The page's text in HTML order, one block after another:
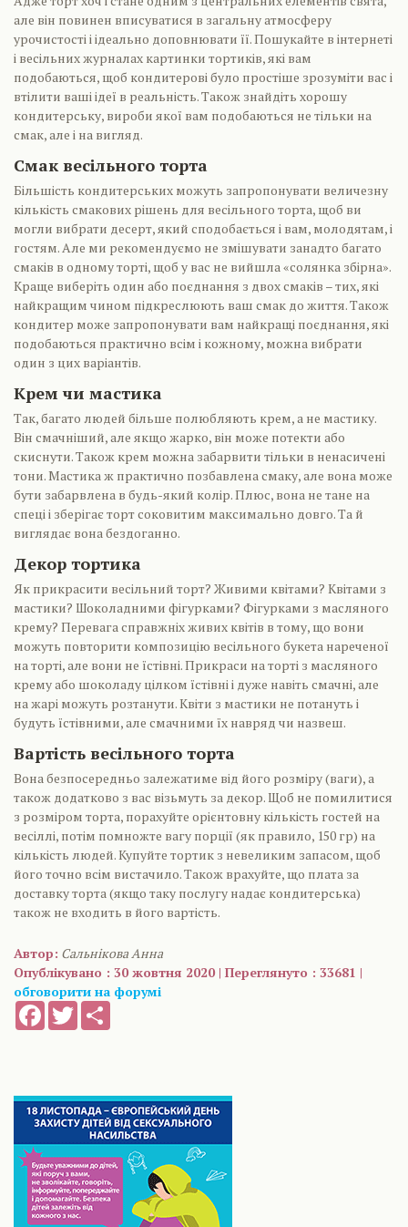
але він повинен вписуватися в загальну атмосферу
урочистості і ідеально доповнювати її. Пошукайте в інтернеті
і весільних журналах картинки тортиків, які вам
подобаються, щоб кондитерові було простіше зрозуміти вас і
втілити ваші ідеї в реальність. Також знайдіть хорошу
кондитерську, вироби якої вам подобаються не тільки на
смак, але і на вигляд.
Смак весільного торта
Більшість кондитерських можуть запропонувати величезну
кількість смакових рішень для весільного торта, щоб ви
могли вибрати десерт, який сподобається і вам, молодятам, і
гостям. Але ми рекомендуємо не змішувати занадто багато
смаків в одному торті, щоб у вас не вийшла «солянка збірна».
Краще виберіть один або поєднання з двох смаків – тих, які
найкращим чином підкреслюють ваш смак до життя. Також
кондитер може запропонувати вам найкращі поєднання, які
подобаються практично всім і кожному, можна вибрати
один з цих варіантів.
Крем чи мастика
Так, багато людей більше полюбляють крем, а не мастику.
Він смачніший, але якщо жарко, він може потекти або
скиснути. Також крем можна забарвити тільки в ненасичені
тони. Мастика ж практично позбавлена смаку, але вона може
бути забарвлена в будь-який колір. Плюс, вона не тане на
спеці і зберігає торт соковитим максимально довго. Та й
виглядає вона бездоганно.
Декор тортика
Як прикрасити весільний торт? Живими квітами? Квітами з
мастики? Шоколадними фігурками? Фігурками з масляного
крему? Перевага справжніх живих квітів в тому, що вони
можуть повторити композицію весільного букета нареченої
на торті, але вони не їстівні. Прикраси на торті з масляного
крему або шоколаду цілком їстівні і дуже навіть смачні, але
на жарі можуть розтанути. Квіти з мастики не потануть і
будуть їстівними, але смачними їх навряд чи назвеш.
Вартість весільного торта
Вона безпосередньо залежатиме від його розміру (ваги), а
також додатково з вас візьмуть за декор. Щоб не помилитися
з розміром торта, порахуйте орієнтовну кількість гостей на
весіллі, потім помножте вагу порції (як правило, 150 гр) на
кількість людей. Купуйте тортик з невеликим запасом, щоб
його точно всім вистачило. Також врахуйте, що плата за
доставку торта (якщо таку послугу надає кондитерська)
також не входить в його вартість.
Автор: Сальнікова Анна
Опублікувано : 30 жовтня 2020 | Переглянуто : 33681 |
обговорити на форумі
FacebookTwitter